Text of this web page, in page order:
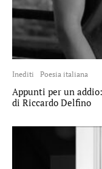
Inediti Poesia italiana
Appunti per un
di Riccardo Delfino